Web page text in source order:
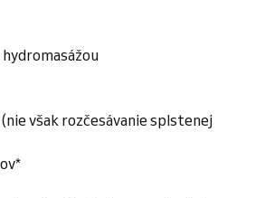
však rozčesávanie splstenej